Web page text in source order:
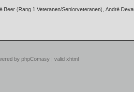
Beer (Rang 1 Veteranen/Seniorveteranen), André
by phpComasy | valid xhtml